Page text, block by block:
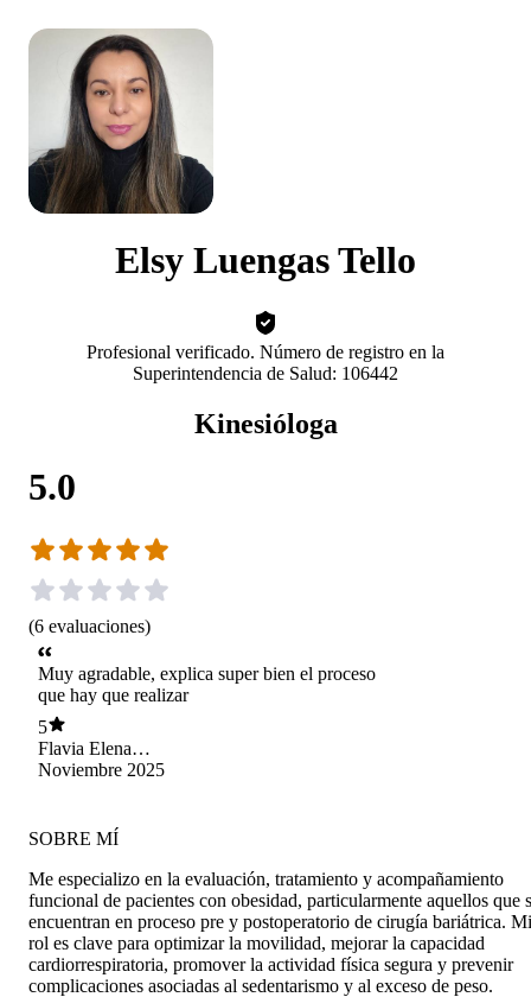
Elsy Luengas Tello
Profesional verificado. Número de registro en la
Superintendencia de Salud: 106442
Kinesióloga
5.0
(6 evaluaciones)
Muy agradable, explica super bien el proceso
que hay que realizar
5
Flavia Elena
Peñaloza Navia
Noviembre 2025
SOBRE MÍ
Me especializo en la evaluación, tratamiento y acompañamiento
funcional de pacientes con obesidad, particularmente aquellos que
encuentran en proceso pre y postoperatorio de cirugía bariátrica. Mi
rol es clave para optimizar la movilidad, mejorar la capacidad
cardiorrespiratoria, promover la actividad física segura y prevenir
complicaciones asociadas al sedentarismo y al exceso de peso.